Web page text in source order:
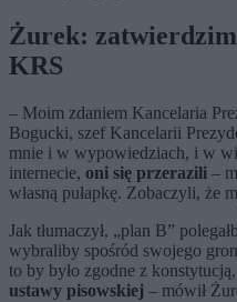
Żurek:
KRS
– Moim zdaniem Kancelaria
Bogucki, szef Kancelarii
mnie i w wypowiedziach, i w
internecie, oni się przerazili –
własną pułapkę. Zobaczyli, że
Jak tłumaczył, „plan B”
wybraliby spośród swojego
to by było zgodne z
ustawy pisowskiej – mówił